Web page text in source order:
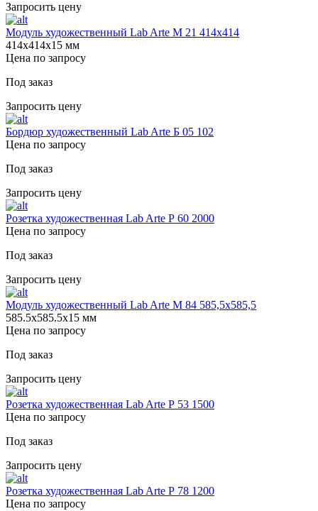
Запросить цену
Модуль художественный Lab Arte М 21 414х414
414х414х15 мм
Цена по запросу
Под заказ
Запросить цену
Бордюр художественный Lab Arte Б 05 102
Цена по запросу
Под заказ
Запросить цену
Розетка художественная Lab Arte Р 60 2000
Цена по запросу
Под заказ
Запросить цену
Модуль художественный Lab Arte М 84 585,5х585,5
585.5х585.5х15 мм
Цена по запросу
Под заказ
Запросить цену
Розетка художественная Lab Arte Р 53 1500
Цена по запросу
Под заказ
Запросить цену
Розетка художественная Lab Arte Р 78 1200
Цена по запросу